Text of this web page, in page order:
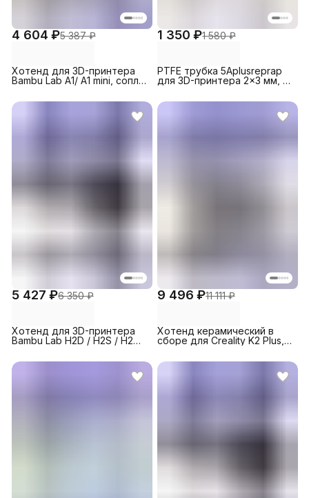
4 604 ₽5 387 ₽
Хотенд для 3D-принтера
Bambu Lab A1/ A1 mini, сопло
1 350 ₽1 580 ₽
PTFE трубка 5Aplusreprap
для 3D-принтера 2x3 мм, 2
5 427 ₽6 350 ₽
Хотенд для 3D-принтера
Bambu Lab H2D / H2S / H2C,
9 496 ₽11 111 ₽
Хотенд керамический в
сборе для Creality K2 Plus,